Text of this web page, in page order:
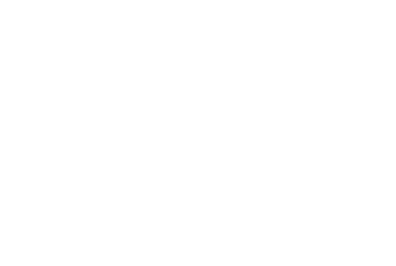
き作成されるも
をご了承くださ
御機器販売店・
ようお願いしま
にご登録され
とをご了承くだ
1000ppm以下、
下、フタル酸ジブチ
) : 1000ppm、
、
ない年数を意
可)を取得する
要な手段を講じ
通知します。
、取り引きをい
ムロン制御